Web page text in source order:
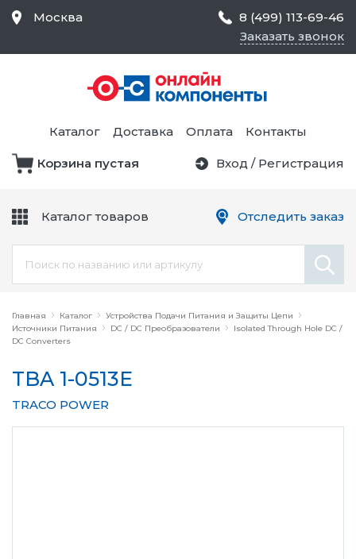
Главная Каталог
Устройства Подачи Питания и Защиты Цепи
Источники Питания
DC / DC Преобразователи
Isolated Through Hole DC /
DC Converters
TBA 1-0513E
TRACO POWER
Москва
8 (499) 113-69-46
Заказать звонок
Каталог Доставка Оплата Контакты
Корзина пустая Вход / Регистрация
Каталог товаров
Средства Контроля
Статического
Электричества и
Безопасности,
Товары для Чистых
Цепи
Оборудование
Отследить заказ